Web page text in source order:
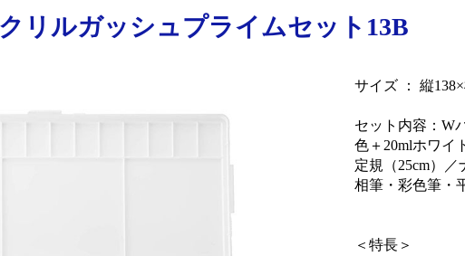
リルガッシュプライムセット13B
サイズ ： 縦
セット内容：W
色＋20mlホワイ
定規（25cm）
相筆・彩色筆・
＜特長＞